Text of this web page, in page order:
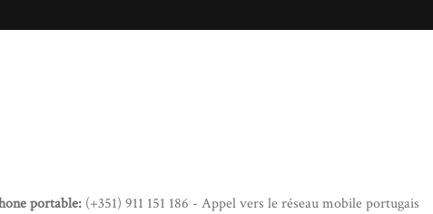
portable: (+351) 911 151 186 - Appel vers le réseau mobile portugais